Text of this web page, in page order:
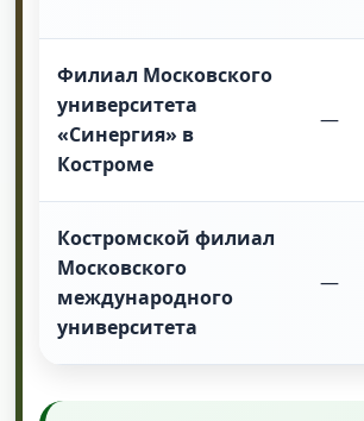
Филиал Московского
университета
«Синергия» в
Костроме
—
Костромской филиал
Московского
международного
университета
—